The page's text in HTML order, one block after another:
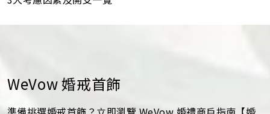
WeVow 婚戒首飾